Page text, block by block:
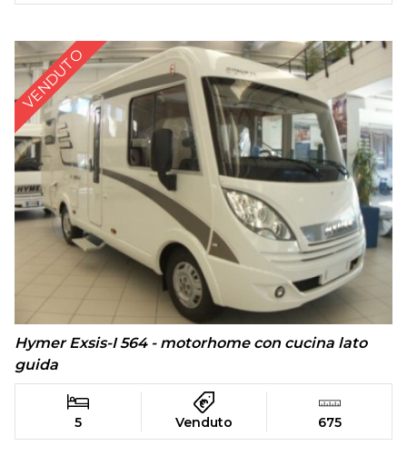
VENDUTO
Hymer Exsis-I 564 - motorhome con cucina lato
guida
5 Venduto 675